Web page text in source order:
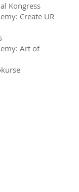
Kongress
Create UR
Art of